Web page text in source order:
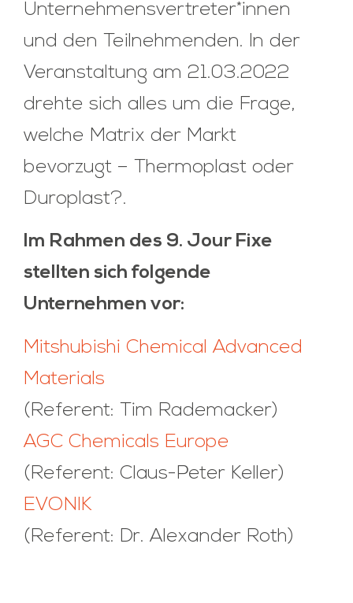
Unternehmensvertreter*innen
und den Teilnehmenden. In der
Veranstaltung am 21.03.2022
drehte sich alles um die Frage,
welche Matrix der Markt
bevorzugt – Thermoplast oder
Duroplast?.
Im Rahmen des 9. Jour Fixe
stellten sich folgende
Unternehmen vor:
Mitshubishi Chemical Advanced
Materials
(Referent: Tim Rademacker)
AGC Chemicals Europe
(Referent: Claus-Peter Keller)
EVONIK
(Referent: Dr. Alexander Roth)